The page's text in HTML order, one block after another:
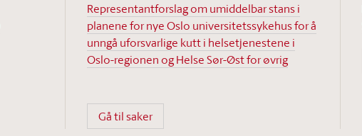
Representantforslag om umiddelbar stans i
planene for nye Oslo universitetssykehus for å
unngå uforsvarlige kutt i helsetjenestene i
Oslo-regionen og Helse Sør-Øst for øvrig
Gå til saker